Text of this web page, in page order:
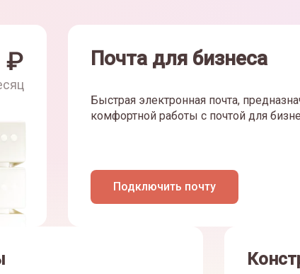
₽ Почта для бизнеса
Быстрая электронная почта,
комфортной работы с почтой для
Подключить почту